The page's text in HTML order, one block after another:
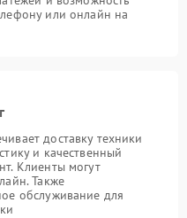
или онлайн на
доставку техники
и качественный
Клиенты могут
Также
обслуживание для